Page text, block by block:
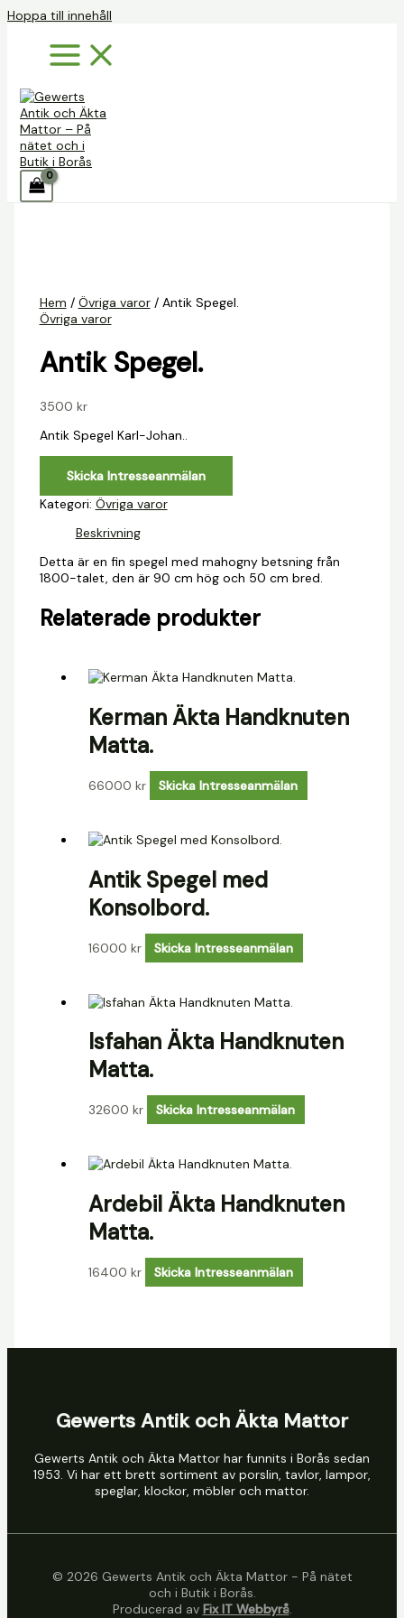
Hoppa till innehåll
Hem / Övriga varor/ Antik Spegel.
Övriga varor
Antik Spegel.
3500 kr
Antik Spegel Karl-Johan..
Skicka Intresseanmälan
Kategori: Övriga varor
Beskrivning
Detta är en fin spegel med mahogny betsning från
1800-talet, den är 90 cm hög och 50 cm bred.
Relaterade produkter
Kerman Äkta Handknuten
Matta.
66000 kr Skicka Intresseanmälan
Antik Spegel med
Konsolbord.
16000 kr Skicka Intresseanmälan
Isfahan Äkta Handknuten
Matta.
32600 kr Skicka Intresseanmälan
Ardebil Äkta Handknuten
Matta.
16400 kr Skicka Intresseanmälan
Gewerts Antik och Äkta Mattor
Gewerts Antik och Äkta Mattor har funnits i Borås sedan
1953. Vi har ett brett sortiment av porslin, tavlor, lampor,
speglar, klockor, möbler och mattor.
© 2026 Gewerts Antik och Äkta Mattor - På nätet
och i Butik i Borås.
Producerad av Fix IT Webbyrå.